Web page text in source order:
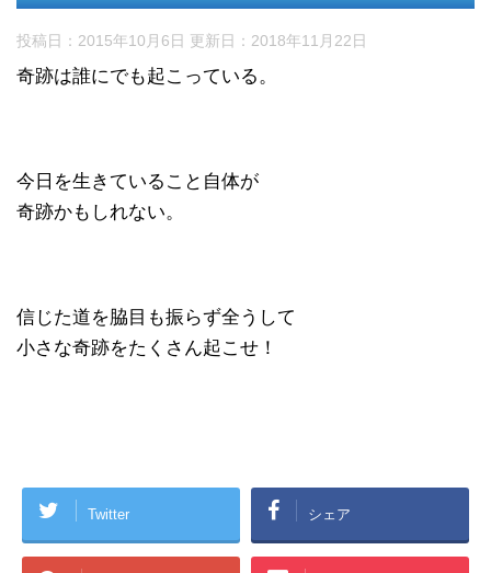
投稿日：2015年10月6日 更新日： 2018年11月22日
奇跡は誰にでも起こっている。
今日を生きていること自体が
奇跡かもしれない。
信じた道を脇目も振らず全うして
小さな奇跡をたくさん起こせ！
Twitter シェア